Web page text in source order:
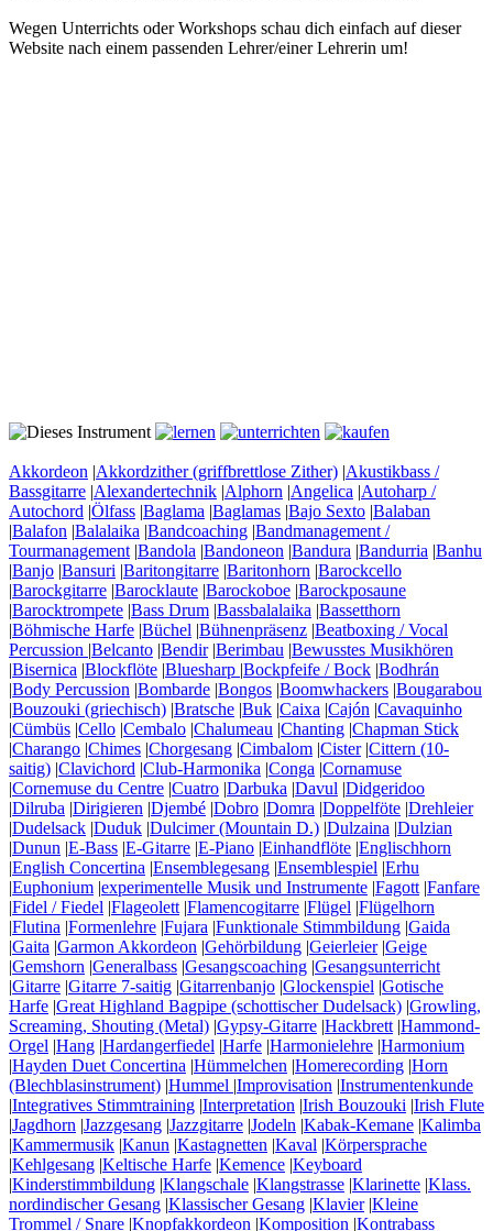
Wegen Unterrichts oder Workshops schau dich einfach auf dieser
Website nach einem passenden Lehrer/einer Lehrerin um!
Akkordeon |Akkordzither (griffbrettlose Zither) |Akustikbass /
Bassgitarre |Alexandertechnik |Alphorn |Angelica |Autoharp /
Autochord |Ölfass |Baglama |Baglamas |Bajo Sexto |Balaban
|Balafon |Balalaika |Bandcoaching |Bandmanagement /
Tourmanagement|Bandola |Bandoneon |Bandura |Bandurria |Banhu
|Banjo |Bansuri |Baritongitarre |Baritonhorn |Barockcello
|Barockgitarre |Barocklaute |Barockoboe |Barockposaune
|Barocktrompete |Bass Drum |Bassbalalaika |Bassetthorn
|Böhmische Harfe |Büchel |Bühnenpräsenz |Beatboxing / Vocal
Percussion |Belcanto |Bendir|Berimbau |Bewusstes Musikhören
|Bisernica |Blockflöte |Bluesharp |Bockpfeife / Bock |Bodhrán
|Body Percussion |Bombarde |Bongos |Boomwhackers |Bougarabou
|Bouzouki (griechisch) |Bratsche |Buk |Caixa |Cajón |Cavaquinho
|Cümbüs |Cello |Cembalo |Chalumeau |Chanting |Chapman Stick
|Charango |Chimes |Chorgesang |Cimbalom |Cister|Cittern (10-
saitig) |Clavichord |Club-Harmonika |Conga |Cornamuse
|Cornemuse du Centre |Cuatro |Darbuka |Davul |Didgeridoo
|Dilruba |Dirigieren |Djembé |Dobro |Domra |Doppelföte |Drehleier
|Dudelsack |Duduk |Dulcimer (Mountain D.) |Dulzaina |Dulzian
|Dunun |E-Bass |E-Gitarre |E-Piano |Einhandflöte |Englischhorn
|English Concertina |Ensemblegesang |Ensemblespiel |Erhu
|Euphonium |experimentelle Musik und Instrumente |Fagott|Fanfare
|Fidel / Fiedel |Flageolett|Flamencogitarre |Flügel |Flügelhorn
|Flutina |Formenlehre |Fujara |Funktionale Stimmbildung |Gaida
|Gaita |Garmon Akkordeon |Gehörbildung |Geierleier|Geige
|Gemshorn |Generalbass |Gesangscoaching |Gesangsunterricht
|Gitarre |Gitarre 7-saitig |Gitarrenbanjo |Glockenspiel |Gotische
Harfe |Great Highland Bagpipe (schottischer Dudelsack) |Growling,
Screaming, Shouting (Metal) |Gypsy-Gitarre |Hackbrett|Hammond-
Orgel |Hang |Hardangerfiedel |Harfe |Harmonielehre |Harmonium
|Hayden Duet Concertina |Hümmelchen |Homerecording |Horn
(Blechblasinstrument) |Hummel |Improvisation |Instrumentenkunde
|Integratives Stimmtraining |Interpretation |Irish Bouzouki |Irish Flute
|Jagdhorn |Jazzgesang |Jazzgitarre |Jodeln |Kabak-Kemane |Kalimba
|Kammermusik |Kanun |Kastagnetten |Kaval |Körpersprache
|Kehlgesang |Keltische Harfe |Kemence |Keyboard
|Kinderstimmbildung |Klangschale |Klangstrasse |Klarinette |Klass.
nordindischer Gesang |Klassischer Gesang |Klavier|Kleine
Trommel / Snare |Knopfakkordeon |Komposition |Kontrabass